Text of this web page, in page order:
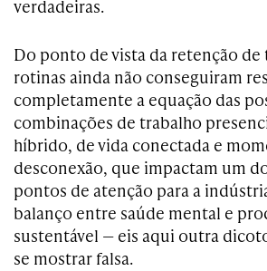
verdadeiras.
Do ponto de vista da retenção de
rotinas ainda não conseguiram
completamente a equação das
combinações de trabalho
híbrido, de vida conectada e
desconexão, que impactam um
pontos de atenção para a
balanço entre saúde mental e
sustentável — eis aqui outra
se mostrar falsa.